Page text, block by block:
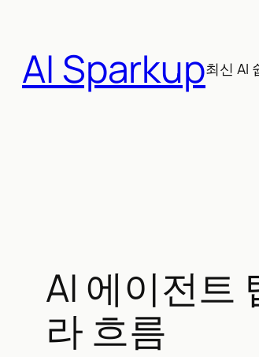
AI Sparkup최신 AI
AI 에이전트
라 흐름